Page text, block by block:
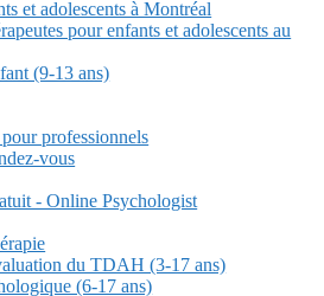
et adolescents à Montréal
pour enfants et adolescents au
(9-13 ans)
professionnels
vous
- Online Psychologist
du TDAH (3-17 ans)
(6-17 ans)